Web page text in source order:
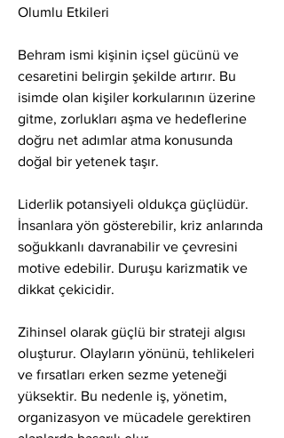
Olumlu Etkileri
Behram ismi kişinin içsel gücünü ve
cesaretini belirgin şekilde artırır. Bu
isimde olan kişiler korkularının üzerine
gitme, zorlukları aşma ve hedeflerine
doğru net adımlar atma konusunda
doğal bir yetenek taşır.
Liderlik potansiyeli oldukça güçlüdür.
İnsanlara yön gösterebilir, kriz anlarında
soğukkanlı davranabilir ve çevresini
motive edebilir. Duruşu karizmatik ve
dikkat çekicidir.
Zihinsel olarak güçlü bir strateji algısı
oluşturur. Olayların yönünü, tehlikeleri
ve fırsatları erken sezme yeteneği
yüksektir. Bu nedenle iş, yönetim,
organizasyon ve mücadele gerektiren